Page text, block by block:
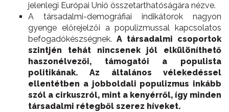
jelenlegi Európai Unió összetarthatóságára nézve.
A társadalmi-demográfiai indikátorok nagyon
gyenge előrejelzői a populizmussal kapcsolatos
befogadókészségnek. A társadalmi csoportok
szintjén tehát nincsenek jól elkülöníthető
haszonélvezői, támogatói a populista
politikának. Az általános vélekedéssel
ellentétben a jobboldali populizmus inkább
szól a cirkuszról, mint a kenyérről, így minden
társadalmi rétegből szerez híveket.